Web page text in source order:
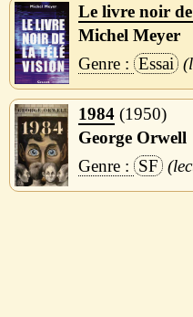
Le livre noir
Michel Meyer
Essai
1984 1950
George Orwell
SF